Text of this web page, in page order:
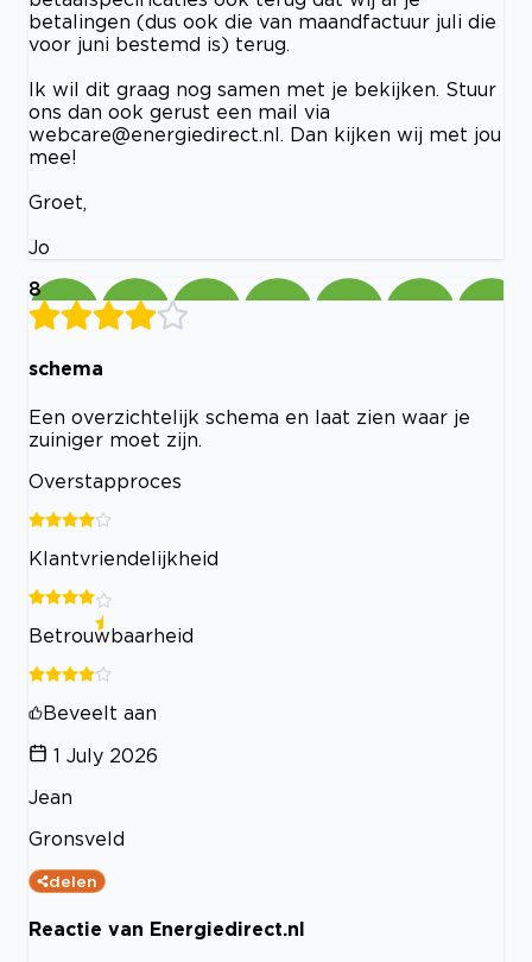
betalingen (dus ook die van maandfactuur juli die
voor juni bestemd is) terug.
Ik wil dit graag nog samen met je bekijken. Stuur
ons dan ook gerust een mail via
webcare@energiedirect.nl. Dan kijken wij met jou
mee!
Groet,
Jo
8
schema
Een overzichtelijk schema en laat zien waar je
zuiniger moet zijn.
Overstapproces
Klantvriendelijkheid
Betrouwbaarheid
Beveelt aan
1 July 2026
Jean
Gronsveld
delen
Reactie van Energiedirect.nl